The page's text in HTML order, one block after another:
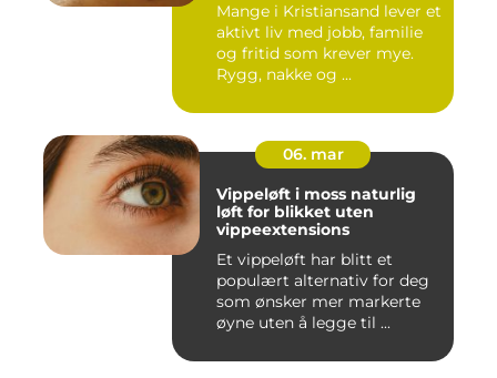
Mange i Kristiansand lever et
aktivt liv med jobb, familie
og fritid som krever mye.
Rygg, nakke og ...
06. mar
Vippeløft i moss naturlig
løft for blikket uten
vippeextensions
Et vippeløft har blitt et
populært alternativ for deg
som ønsker mer markerte
øyne uten å legge til ...